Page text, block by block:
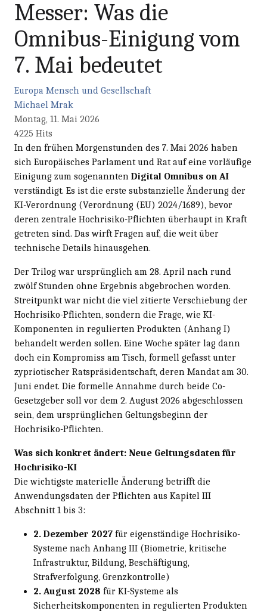
Messer: Was die
Omnibus-Einigung vom
7. Mai bedeutet
Europa Mensch und Gesellschaft
Michael Mrak
Montag, 11. Mai 2026
4225 Hits
In den frühen Morgenstunden des 7. Mai 2026 haben
sich Europäisches Parlament und Rat auf eine vorläufige
Einigung zum sogenannten Digital Omnibus on AI
verständigt. Es ist die erste substanzielle Änderung der
KI-Verordnung (Verordnung (EU) 2024/1689), bevor
deren zentrale Hochrisiko-Pflichten überhaupt in Kraft
getreten sind. Das wirft Fragen auf, die weit über
technische Details hinausgehen.
Der Trilog war ursprünglich am 28. April nach rund
zwölf Stunden ohne Ergebnis abgebrochen worden.
Streitpunkt war nicht die viel zitierte Verschiebung der
Hochrisiko-Pflichten, sondern die Frage, wie KI-
Komponenten in regulierten Produkten (Anhang I)
behandelt werden sollen. Eine Woche später lag dann
doch ein Kompromiss am Tisch, formell gefasst unter
zypriotischer Ratspräsidentschaft, deren Mandat am 30.
Juni endet. Die formelle Annahme durch beide Co-
Gesetzgeber soll vor dem 2. August 2026 abgeschlossen
sein, dem ursprünglichen Geltungsbeginn der
Hochrisiko-Pflichten.
Was sich konkret ändert: Neue Geltungsdaten für
Hochrisiko-KI
Die wichtigste materielle Änderung betrifft die
Anwendungsdaten der Pflichten aus Kapitel III
Abschnitt 1 bis 3:
2. Dezember 2027 für eigenständige Hochrisiko-
Systeme nach Anhang III (Biometrie, kritische
Infrastruktur, Bildung, Beschäftigung,
Strafverfolgung, Grenzkontrolle)
2. August 2028 für KI-Systeme als
Sicherheitskomponenten in regulierten Produkten